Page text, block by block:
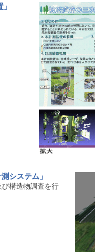
システム」
構造物調査を行